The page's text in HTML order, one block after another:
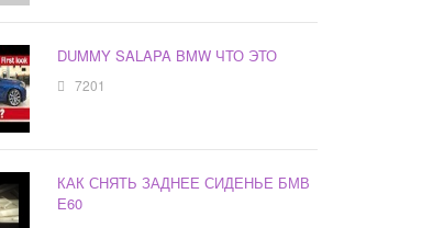
DUMMY SALAPA BMW ЧТО ЭТО
7201
КАК СНЯТЬ ЗАДНЕЕ СИДЕНЬЕ БМВ
Е60